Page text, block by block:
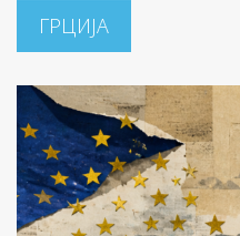
ГРЦИЈА